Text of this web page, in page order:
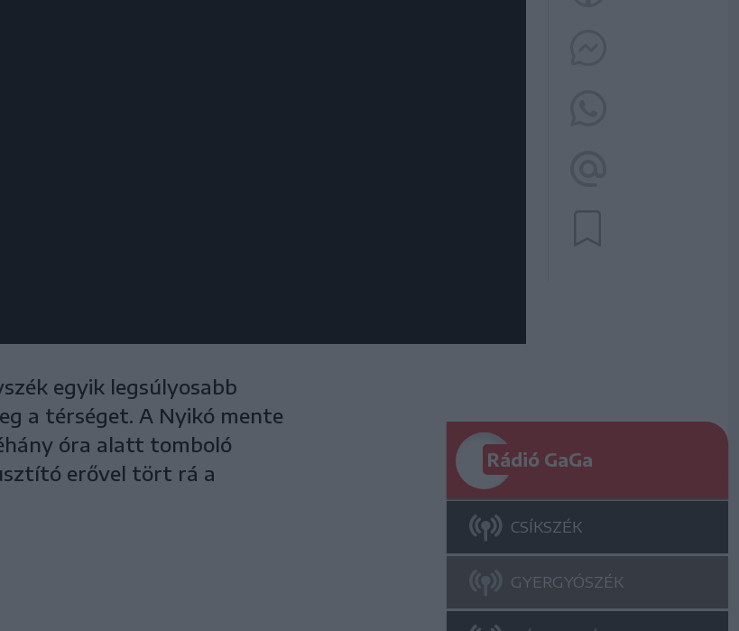
egyik legsúlyosabb
a térséget. A Nyikó mente
óra alatt tomboló
erővel tört rá a
Rádió GaGa
CSÍKSZÉK
GYERGYÓSZÉK